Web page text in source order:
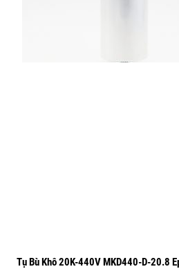
Tụ Bù Khô 20K-440V MKD440-D-20.8